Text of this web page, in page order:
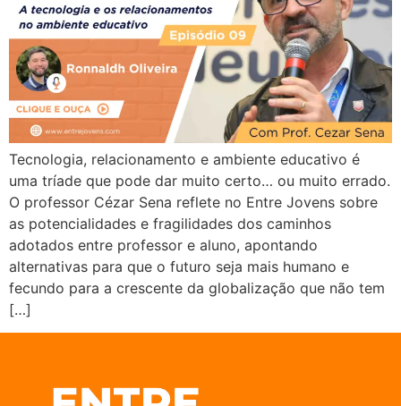
Tecnologia, relacionamento e ambiente educativo é
uma tríade que pode dar muito certo… ou muito errado.
O professor Cézar Sena reflete no Entre Jovens sobre
as potencialidades e fragilidades dos caminhos
adotados entre professor e aluno, apontando
alternativas para que o futuro seja mais humano e
fecundo para a crescente da globalização que não tem
[…]